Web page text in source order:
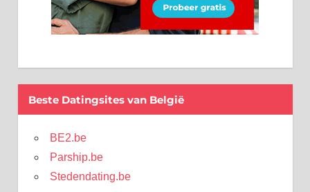
Beste Datingsites van België
BE2.be
Parship.be
Stedendating.be